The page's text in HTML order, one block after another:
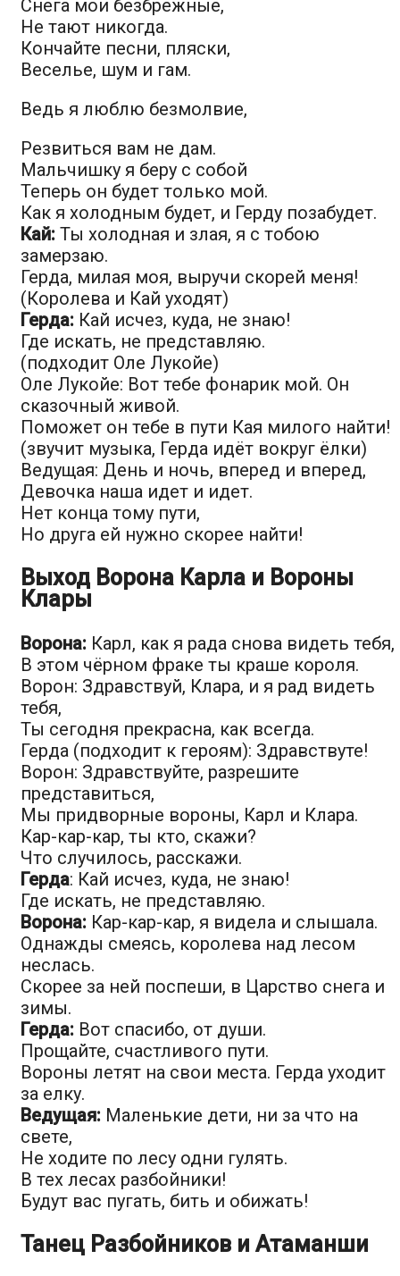
Снега мои безбрежные,
Не тают никогда.
Кончайте песни, пляски,
Веселье, шум и гам.
Ведь я люблю безмолвие,
Резвиться вам не дам.
Мальчишку я беру с собой
Теперь он будет только мой.
Как я холодным будет, и Герду позабудет.
Кай: Ты холодная и злая, я с тобою
замерзаю.
Герда, милая моя, выручи скорей меня!
(Королева и Кай уходят)
Герда: Кай исчез, куда, не знаю!
Где искать, не представляю.
(подходит Оле Лукойе)
Оле Лукойе: Вот тебе фонарик мой. Он
сказочный живой.
Поможет он тебе в пути Кая милого найти!
(звучит музыка, Герда идёт вокруг ёлки)
Ведущая: День и ночь, вперед и вперед,
Девочка наша идет и идет.
Нет конца тому пути,
Но друга ей нужно скорее найти!
Выход Ворона Карла и Вороны
Клары
Ворона: Карл, как я рада снова видеть тебя,
В этом чёрном фраке ты краше короля.
Ворон: Здравствуй, Клара, и я рад видеть
тебя,
Ты сегодня прекрасна, как всегда.
Герда (подходит к героям): Здравствуте!
Ворон: Здравствуйте, разрешите
представиться,
Мы придворные вороны, Карл и Клара.
Кар-кар-кар, ты кто, скажи?
Что случилось, расскажи.
Герда: Кай исчез, куда, не знаю!
Где искать, не представляю.
Ворона: Кар-кар-кар, я видела и слышала.
Однажды смеясь, королева над лесом
неслась.
Скорее за ней поспеши, в Царство снега и
зимы.
Герда: Вот спасибо, от души.
Прощайте, счастливого пути.
Вороны летят на свои места. Герда уходит
за елку.
Ведущая: Маленькие дети, ни за что на
свете,
Не ходите по лесу одни гулять.
В тех лесах разбойники!
Будут вас пугать, бить и обижать!
Танец Разбойников и Атаманши